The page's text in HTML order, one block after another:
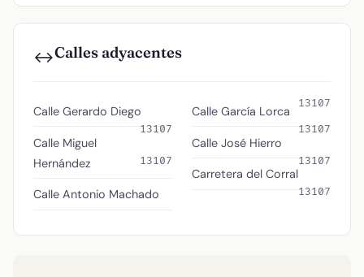
↔️Calles adyacentes
Calle Gerardo Diego
13107
Calle Miguel
Hernández
13107
Calle Antonio Machado
13107
Calle García Lorca
13107
Calle José Hierro
13107
Carretera del Corral
13107